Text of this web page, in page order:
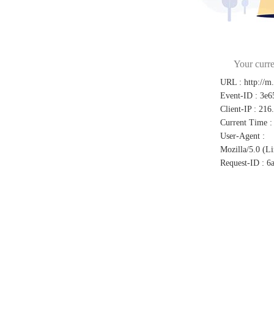
Your
URL : http://
Event-ID :
Client-IP :
Current Time :
User-Agent :
Mozilla/5.0
Request-ID :